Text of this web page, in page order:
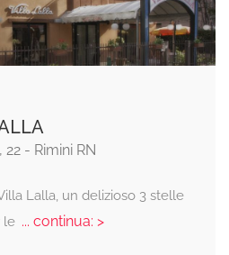
- Rimini RN
Lalla, un delizioso 3 stelle
le... continua: >